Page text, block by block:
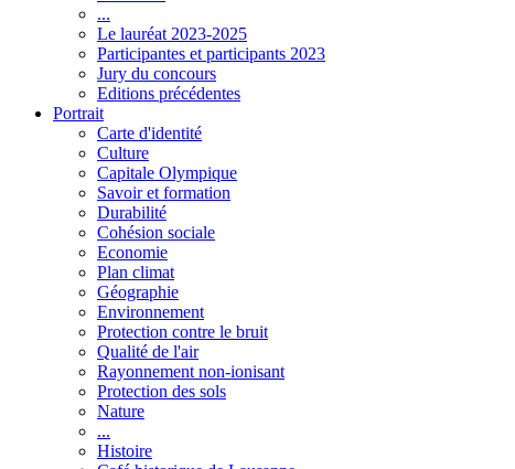
...
Le lauréat 2023-2025
Participantes et participants 2023
Jury du concours
Editions précédentes
Portrait
Carte d'identité
Culture
Capitale Olympique
Savoir et formation
Durabilité
Cohésion sociale
Economie
Plan climat
Géographie
Environnement
Protection contre le bruit
Qualité de l'air
Rayonnement non-ionisant
Protection des sols
Nature
...
Histoire